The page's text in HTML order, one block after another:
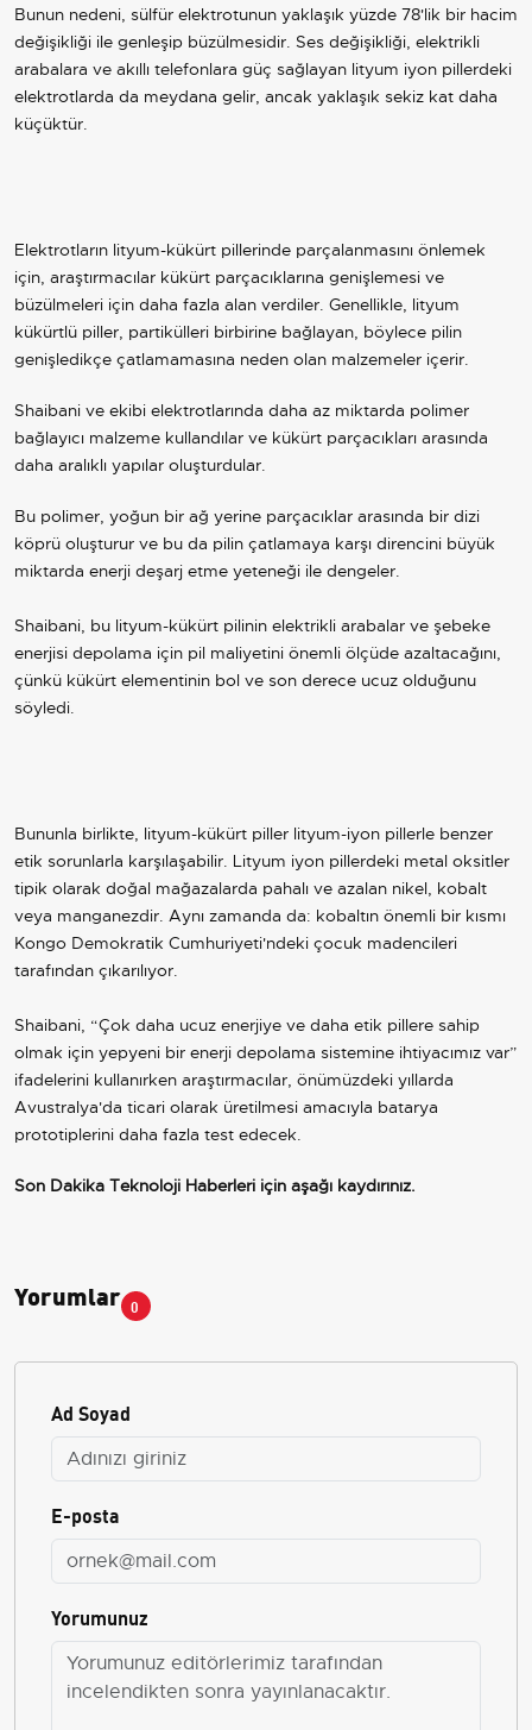
Bunun nedeni, sülfür elektrotunun yaklaşık yüzde 78'lik bir hacim
değişikliği ile genleşip büzülmesidir. Ses değişikliği, elektrikli
arabalara ve akıllı telefonlara güç sağlayan lityum iyon pillerdeki
elektrotlarda da meydana gelir, ancak yaklaşık sekiz kat daha
küçüktür.
Elektrotların lityum-kükürt pillerinde parçalanmasını önlemek
için, araştırmacılar kükürt parçacıklarına genişlemesi ve
büzülmeleri için daha fazla alan verdiler. Genellikle, lityum
kükürtlü piller, partikülleri birbirine bağlayan, böylece pilin
genişledikçe çatlamamasına neden olan malzemeler içerir.
Shaibani ve ekibi elektrotlarında daha az miktarda polimer
bağlayıcı malzeme kullandılar ve kükürt parçacıkları arasında
daha aralıklı yapılar oluşturdular.
Bu polimer, yoğun bir ağ yerine parçacıklar arasında bir dizi
köprü oluşturur ve bu da pilin çatlamaya karşı direncini büyük
miktarda enerji deşarj etme yeteneği ile dengeler.
Shaibani, bu lityum-kükürt pilinin elektrikli arabalar ve şebeke
enerjisi depolama için pil maliyetini önemli ölçüde azaltacağını,
çünkü kükürt elementinin bol ve son derece ucuz olduğunu
söyledi.
Bununla birlikte, lityum-kükürt piller lityum-iyon pillerle benzer
etik sorunlarla karşılaşabilir. Lityum iyon pillerdeki metal oksitler
tipik olarak doğal mağazalarda pahalı ve azalan nikel, kobalt
veya manganezdir. Aynı zamanda da: kobaltın önemli bir kısmı
Kongo Demokratik Cumhuriyeti'ndeki çocuk madencileri
tarafından çıkarılıyor.
Shaibani, “Çok daha ucuz enerjiye ve daha etik pillere sahip
olmak için yepyeni bir enerji depolama sistemine ihtiyacımız var”
ifadelerini kullanırken araştırmacılar, önümüzdeki yıllarda
Avustralya'da ticari olarak üretilmesi amacıyla batarya
prototiplerini daha fazla test edecek.
Son Dakika Teknoloji Haberleri için aşağı kaydırınız.
Yorumlar 0
Ad Soyad
E-posta
Yorumunuz